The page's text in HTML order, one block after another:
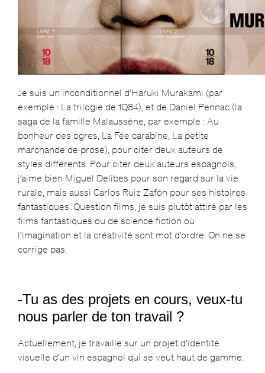
Je suis un inconditionnel d’Haruki Murakami (par
exemple : La trilogie de 1Q84), et de Daniel Pennac (la
saga de la famille Malaussène, par exemple : Au
bonheur des ogres, La Fée carabine, La petite
marchande de prose), pour citer deux auteurs de
styles différents. Pour citer deux auteurs espagnols,
j’aime bien Miguel Delibes pour son regard sur la vie
rurale, mais aussi Carlos Ruiz Zafón pour ses histoires
fantastiques. Question films, je suis plutôt attiré par les
films fantastiques ou de science fiction où
l’imagination et la créativité sont mot d’ordre. On ne se
corrige pas.
-Tu as des projets en cours, veux-tu
nous parler de ton travail ?
Actuellement, je travaille sur un projet d’identité
visuelle d’un vin espagnol qui se veut haut de gamme.